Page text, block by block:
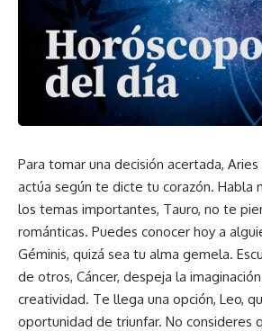
Para tomar una decisión acertada,
actúa según te dicte tu corazón. Habla
los temas importantes, Tauro, no te
románticas. Puedes conocer hoy a
Géminis, quizá sea tu alma gemela.
de otros, Cáncer, despeja la
creatividad. Te llega una opción, Leo,
oportunidad de triunfar. No consideres